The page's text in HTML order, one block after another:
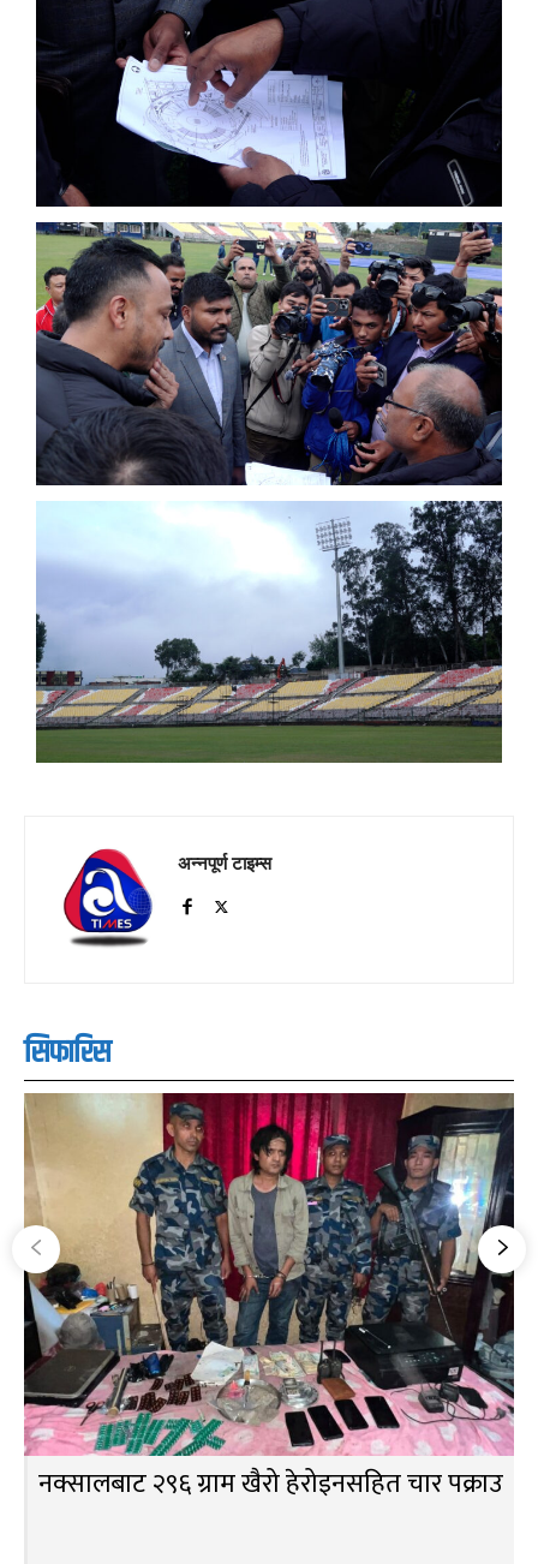
अन्नपूर्ण टाइम्स
सिफारिस
नक्सालबाट २९६ ग्राम खैरो हेरोइनसहित चार पक्राउ